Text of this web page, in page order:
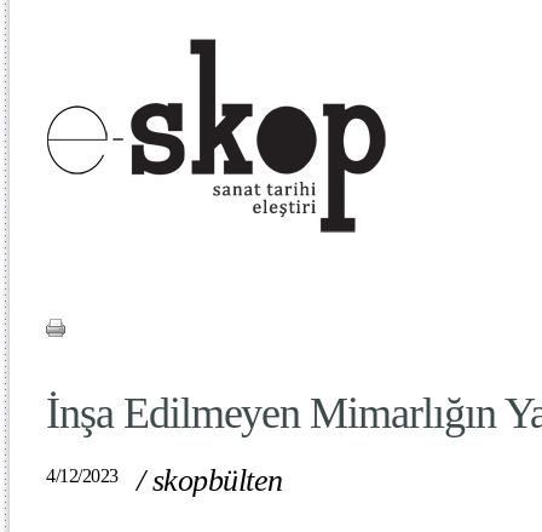
İnşa Edilmeyen Mimarlığın
4/12/2023 /skopbülten